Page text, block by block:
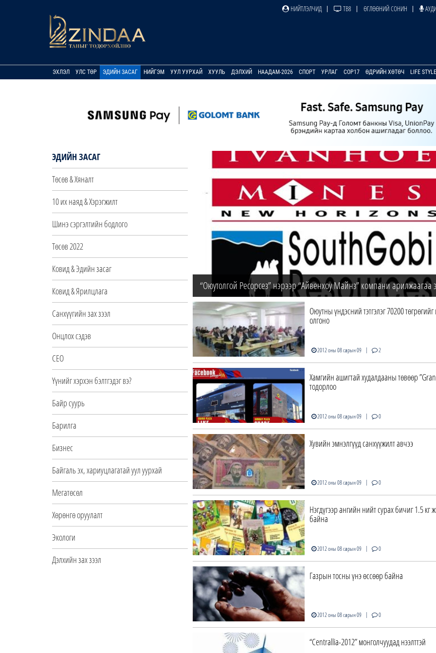
НИЙТЛЭЛЧИД ТВ8 ӨГЛӨӨНИЙ СОНИН
ЭХЛЭЛ УЛС ТӨР ЭДИЙН ЗАСАГ НИЙГЭМ УУЛ УУРХАЙ ХУУЛЬ ДЭЛХИЙ НААДАМ-2026 СПОРТ УРЛАГ COP17 ӨДРИЙН ХӨТӨЧ LIFE STYLE
ЭДИЙН ЗАСАГ
Төсөв & Хяналт
10 их наяд & Хэрэгжилт
Шинэ сэргэлтийн бодлого
Төсөв 2022
Ковид & Эдийн засаг
Ковид & Ярилцлага
Санхүүгийн зах зээл
Онцлох сэдэв
CEO
Үүнийг хэрхэн бэлтгэдэг вэ?
Байр суурь
Барилга
Бизнес
Байгаль эх, хариуцлагатай уул уурхай
Мегатөсөл
Хөрөнгө оруулалт
Экологи
Дэлхийн зах зээл
“Оюутолгой Ресорсез” нэрээр “Айвенхоу Майнз” компани арилжаагаа
Оюутны үндэсний тэтгэлэг 70200
олгоно
2012 оны 08 сарын 09 | 2
Хамгийн ашигтай худалдааны төвөөр
тодорлоо
2012 оны 08 сарын 09 | 0
Хувийн эмнэлгүүд санхүүжилт авчээ
2012 оны 08 сарын 09 | 0
Нэгдүгээр ангийн нийт сурах бичиг 1.5 кг
байна
2012 оны 08 сарын 09 | 0
Газрын тосны үнэ өссөөр байна
2012 оны 08 сарын 09 | 0
“Centrallia-2012” монголчуудад нээлттэй